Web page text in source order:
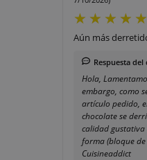
Aún más
Respuesta
Hola,
embargo, como
artículo pedido,
chocolate se
calidad
forma (bloque
Cuisineaddict